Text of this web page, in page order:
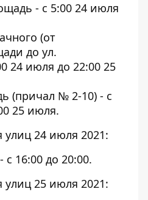
- с 5:00 24 июля
(от
до ул.
24 июля до 22:00 25
(причал № 2-10) - с
25 июля.
24 июля 2021:
с 16:00 до 20:00.
25 июля 2021: